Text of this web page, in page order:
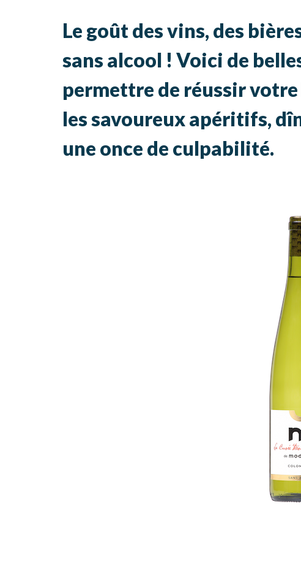
Le goût des vins, des
sans alcool ! Voici de
permettre de réussir
les savoureux apéritifs,
une once de culpabilité.